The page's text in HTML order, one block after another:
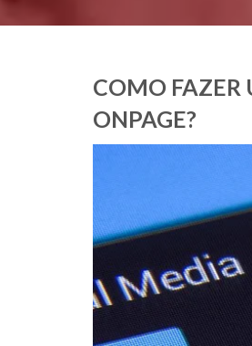
COMO FAZER
ONPAGE?